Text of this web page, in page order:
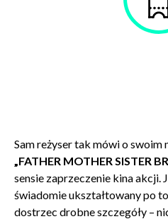
Sam reżyser tak mówi o swoim
„FATHER MOTHER SISTER
sensie zaprzeczenie kina akcji.
świadomie ukształtowany po
dostrzec drobne szczegóły –